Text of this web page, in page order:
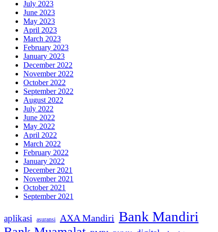
July 2023
June 2023
May 2023
April 2023
March 2023
February 2023
January 2023
December 2022
November 2022
October 2022
September 2022
August 2022
July 2022
June 2022
May 2022
April 2022
March 2022
February 2022
January 2022
December 2021
November 2021
October 2021
September 2021
aplikasi asuransi AXA Mandiri Bank Mandiri